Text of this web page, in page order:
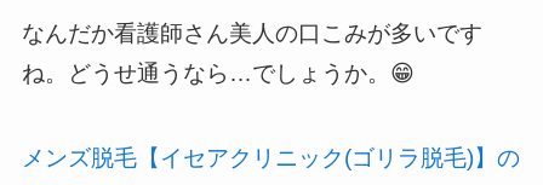
なんだか看護師さん美人の口こみが多いです
ね。どうせ通うなら…でしょうか。😁
メンズ脱毛【イセアクリニック(ゴリラ脱毛)】の